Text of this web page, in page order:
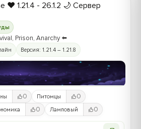
❤️ 1.21.4 - 26.1.2 🌙 Сервер
Prison, Anarchy ⬅️
Версия: 1.21.4 – 1.21.8
0 Питомцы 0
0 Ламповый 0